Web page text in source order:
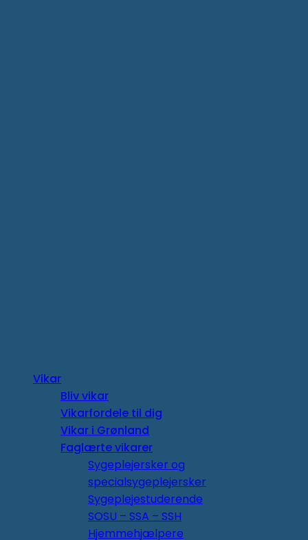
Vikar
Bliv vikar
Vikarfordele til dig
Vikar i Grønland
Faglærte vikarer
Sygeplejersker og
specialsygeplejersker
Sygeplejestuderende
SOSU – SSA – SSH
Hjemmehjælpere